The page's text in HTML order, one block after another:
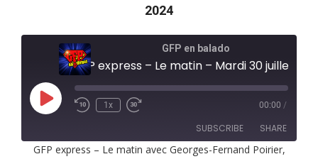
2024
GFP en balado
Play
Episode
1x 00:00 /
SUBSCRIBE SHARE
GFP express – Le matin avec Georges-Fernand Poirier,